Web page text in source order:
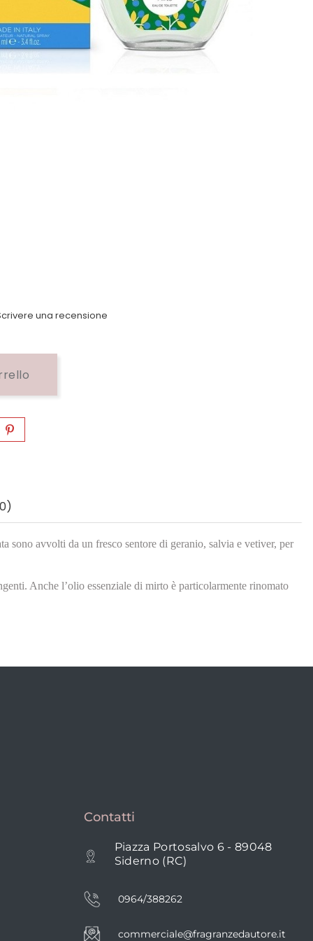
una recensione
sono avvolti da un fresco sentore di geranio, salvia e vetiver, per
Anche l’olio essenziale di mirto è particolarmente rinomato
Contatti
Piazza Portosalvo 6 - 89048
Siderno (RC)
0964/388262
commerciale@fragranzedautore.it